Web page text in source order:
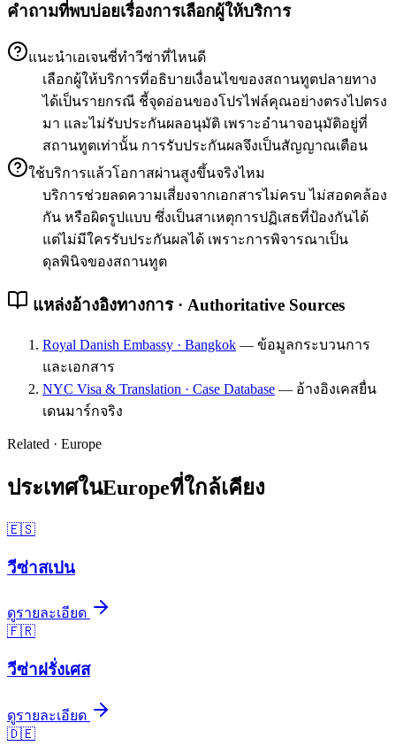
คำถามที่พบบ่อยเรื่องการเลือกผู้ให้บริการ
แนะนำเอเจนซี่ทำวีซ่าที่ไหนดี
เลือกผู้ให้บริการที่อธิบายเงื่อนไขของสถานทูตปลายทาง
ได้เป็นรายกรณี ชี้จุดอ่อนของโปรไฟล์คุณอย่างตรงไปตรง
มา และไม่รับประกันผลอนุมัติ เพราะอำนาจอนุมัติอยู่ที่
สถานทูตเท่านั้น การรับประกันผลจึงเป็นสัญญาณเตือน
ใช้บริการแล้วโอกาสผ่านสูงขึ้นจริงไหม
บริการช่วยลดความเสี่ยงจากเอกสารไม่ครบ ไม่สอดคล้อง
กัน หรือผิดรูปแบบ ซึ่งเป็นสาเหตุการปฏิเสธที่ป้องกันได้
แต่ไม่มีใครรับประกันผลได้ เพราะการพิจารณาเป็น
ดุลพินิจของสถานทูต
แหล่งอ้างอิงทางการ · Authoritative Sources
Royal Danish Embassy · Bangkok — ข้อมูลกระบวนการ
และเอกสาร
NYC Visa & Translation · Case Database — อ้างอิงเคสยื่น
เดนมาร์กจริง
Related · Europe
ประเทศในEuropeที่ใกล้เคียง
🇪🇸
วีซ่าสเปน
ดูรายละเอียด
🇫🇷
วีซ่าฝรั่งเศส
ดูรายละเอียด
🇩🇪